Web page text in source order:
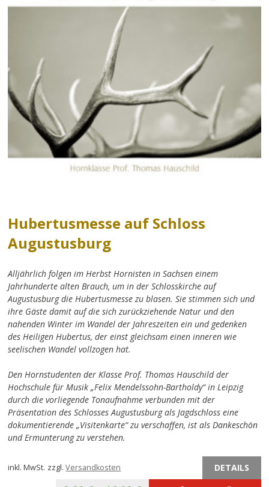
Hubertusmesse auf Schloss
Augustusburg
Alljährlich folgen im Herbst Hornisten in Sachsen einem
Jahrhunderte alten Brauch, um in der Schlosskirche auf
Augustusburg die Hubertusmesse zu blasen. Sie stimmen sich und
ihre Gäste damit auf die sich zurückziehende Natur und den
nahenden Winter im Wandel der Jahreszeiten ein und gedenken
des Heiligen Hubertus, der einst gleichsam einen inneren wie
seelischen Wandel vollzogen hat.
Den Hornstudenten der Klasse Prof. Thomas Hauschild der
Hochschule für Musik „Felix Mendelssohn-Bartholdy“ in Leipzig
durch die vorliegende Tonaufnahme verbunden mit der
Präsentation des Schlosses Augustusburg als Jagdschloss eine
dokumentierende „Visitenkarte“ zu verschaffen, ist als Dankeschön
und Ermunterung zu verstehen.
inkl. MwSt. zzgl.Versandkosten DETAILS